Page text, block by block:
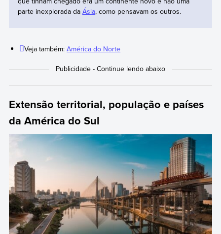
parte inexplorada da Ásia, como pensavam os outros.
Veja também:América do Norte
Extensão territorial, população e países
da América do Sul